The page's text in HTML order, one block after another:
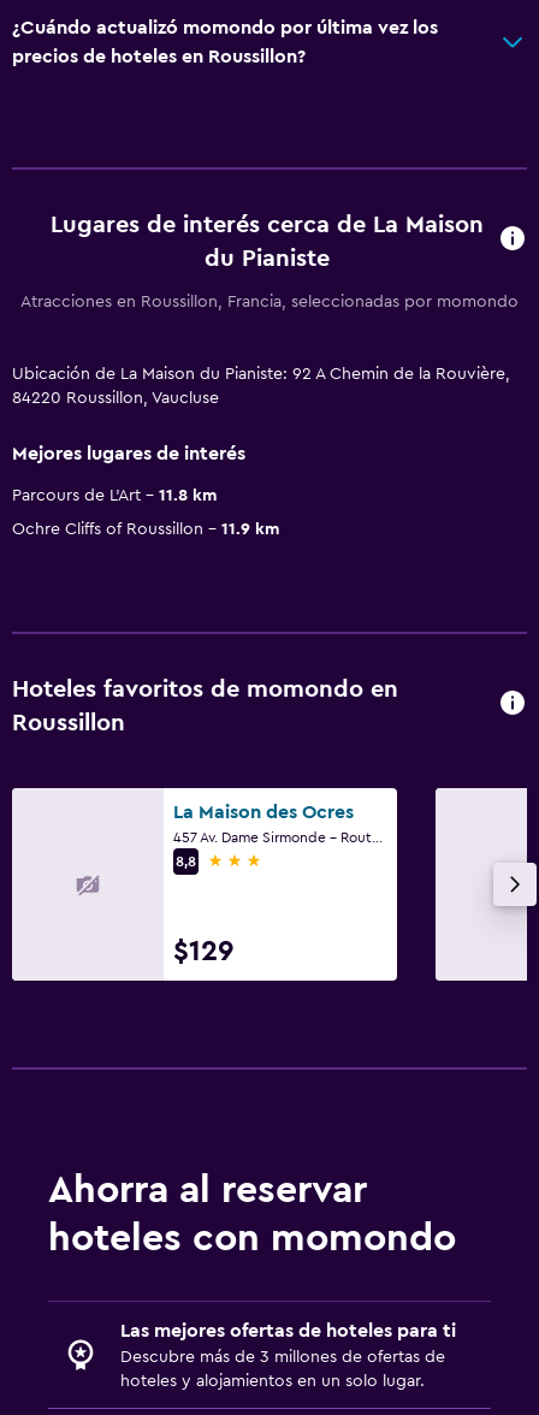
¿Cuándo actualizó momondo por última vez los
precios de hoteles en Roussillon?
Lugares de interés cerca de La Maison
du Pianiste
Atracciones en Roussillon, Francia, seleccionadas por momondo
Ubicación de La Maison du Pianiste: 92 A Chemin de la Rouvière,
84220 Roussillon, Vaucluse
Mejores lugares de interés
Parcours de L'Art
11.8 km
Ochre Cliffs of Roussillon
11.9 km
Hoteles favoritos de momondo en
Roussillon
La Maison des Ocres
8,8
3 estrellas
$129
Ahorra al reservar
hoteles con momondo
Las mejores ofertas de hoteles para ti
Descubre más de 3 millones de ofertas de
hoteles y alojamientos en un solo lugar.